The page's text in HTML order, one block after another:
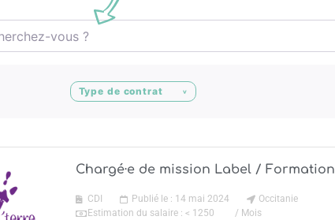
vous ?
Type de contrat
Chargé·e de mission Label / Formation
CDI Publié le : 14 mai 2024
Occitanie
Estimation du salaire : < 1250
/ Mois